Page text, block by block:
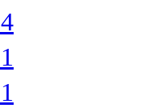
4
1
1